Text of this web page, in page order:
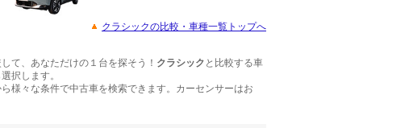
クラシックの比較・車種一覧トップへ
て、あなただけの１台を探そう！ クラシック と比較する車
択します。
様々な条件で中古車を検索できます。カーセンサーはお